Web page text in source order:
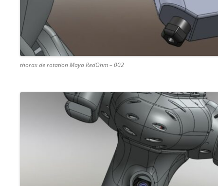
thorax de rotation Maya RedOhm – 002